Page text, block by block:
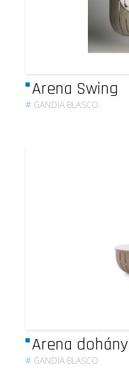
Arena Swing
# GANDIA BLASCO
Arena
# GANDIA BLASCO